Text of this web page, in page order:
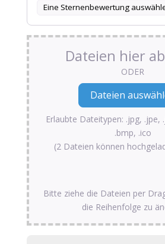
Eine Sternenbewertung
Dateien hier
ODER
Erlaubte Dateitypen: .jpg, .jpe,
.bmp, .ico
(2 Dateien können
Bitte ziehe die Dateien per
die Reihenfolge zu